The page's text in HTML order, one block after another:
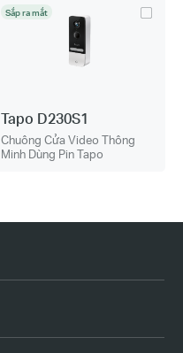
Sắp ra mắt
Tapo D230S1
Chuông Cửa Video Thông
Minh Dùng Pin Tapo